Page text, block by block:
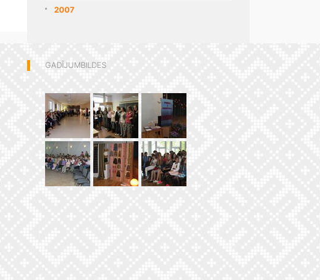
2007
GADĪJUMBILDES